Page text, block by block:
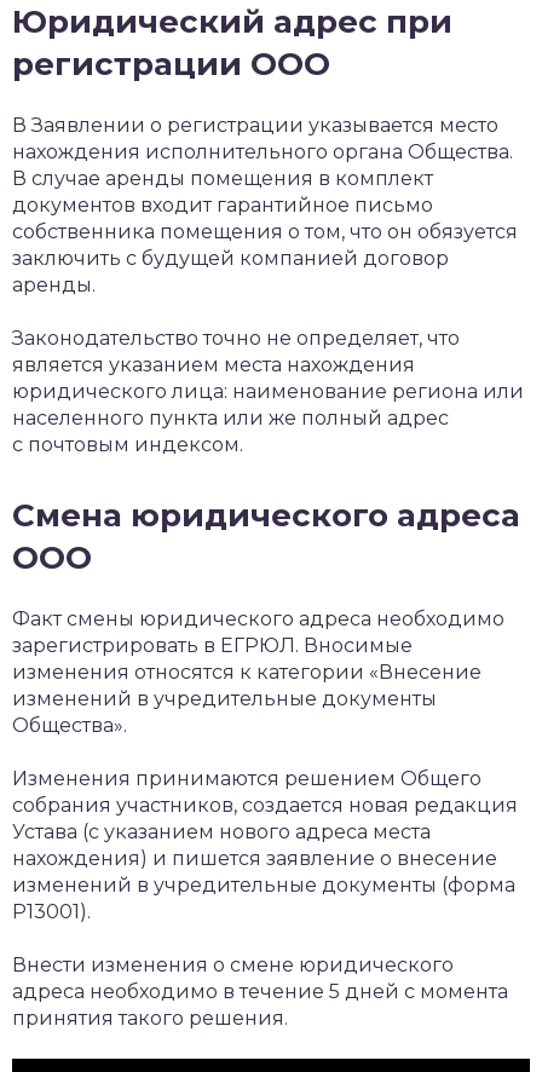
Юридический адрес при
регистрации ООО
В Заявлении о регистрации указывается место
нахождения исполнительного органа Общества.
В случае аренды помещения в комплект
документов входит гарантийное письмо
собственника помещения о том, что он обязуется
заключить с будущей компанией договор
аренды.
Законодательство точно не определяет, что
является указанием места нахождения
юридического лица: наименование региона или
населенного пункта или же полный адрес
с почтовым индексом.
Смена юридического адреса
ООО
Факт смены юридического адреса необходимо
зарегистрировать в ЕГРЮЛ. Вносимые
изменения относятся к категории «Внесение
изменений в учредительные документы
Общества».
Изменения принимаются решением Общего
собрания участников, создается новая редакция
Устава (с указанием нового адреса места
нахождения) и пишется заявление о внесение
изменений в учредительные документы (форма
Р13001).
Внести изменения о смене юридического
адреса необходимо в течение 5 дней с момента
принятия такого решения.